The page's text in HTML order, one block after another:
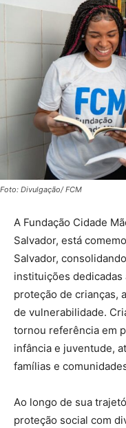
Foto: Divulgação/ FCM
A Fundação Cidade
Salvador, está
Salvador,
instituições dedicadas
proteção de crianças,
de vulnerabilidade.
tornou referência em
infância e juventude,
famílias e
Ao longo de sua
proteção social com